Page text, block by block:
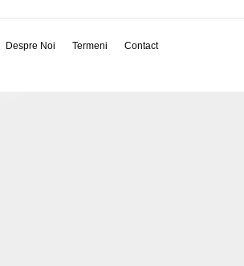
Despre Noi Termeni Contact